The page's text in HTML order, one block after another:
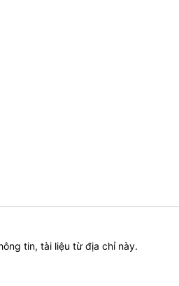
tin, tài liệu từ địa chỉ này.